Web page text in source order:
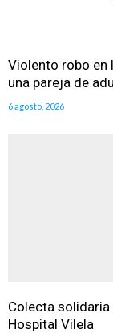
Violento robo en
una pareja de
6 agosto, 2026
Colecta solidaria
Hospital Vilela